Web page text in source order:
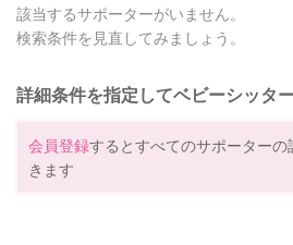
該当するサポーターがいません。
検索条件を見直してみましょう。
詳細条件を指定してベビーシッタ
会員登録するとすべてのサポーター
きます